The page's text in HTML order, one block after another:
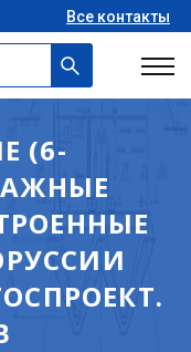
Все контакты
(6-